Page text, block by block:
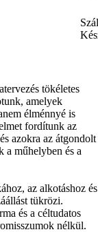
tökéletes
amelyek
élménnyé is
fordítunk az
azokra az átgondolt
a műhelyben és a
az alkotáshoz és
tükrözi.
és a céltudatos
nélkül.